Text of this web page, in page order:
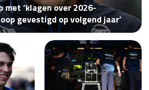
za 13:00 - 15:00
STATEN 2026 23 - 25 okt
2026 06 - 08 nov
met ‘klagen over 2026-
gevestigd op volgend jaar’